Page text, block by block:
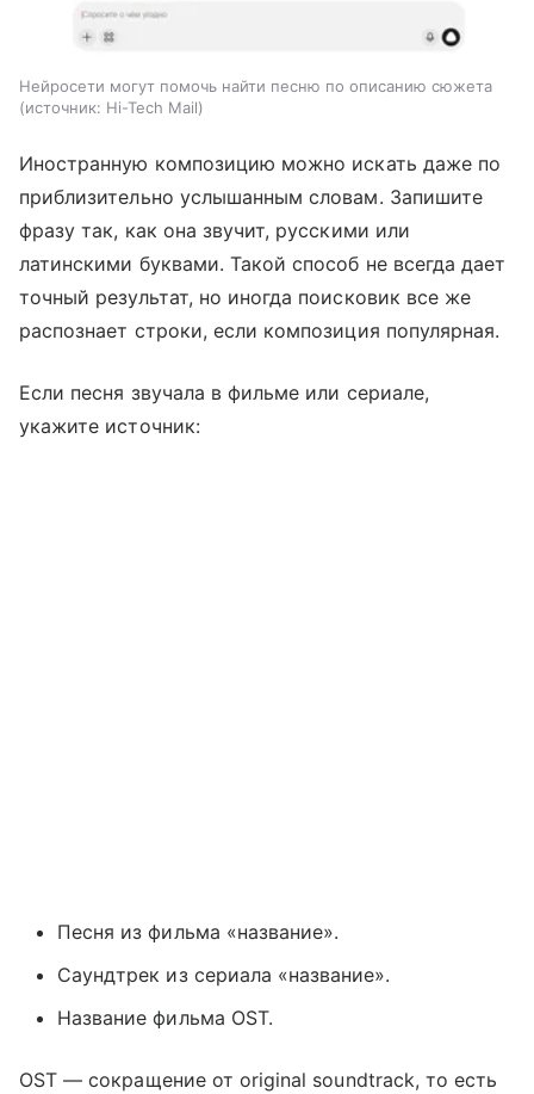
Нейросети могут помочь найти песню по описанию сюжета
источник: Hi-Tech Mail
Иностранную композицию можно искать даже по
приблизительно услышанным словам. Запишите
фразу так, как она звучит, русскими или
латинскими буквами. Такой способ не всегда дает
точный результат, но иногда поисковик все же
распознает строки, если композиция популярная.
Если песня звучала в фильме или сериале,
укажите источник:
Песня из фильма «название».
Саундтрек из сериала «название».
Название фильма OST.
OST — сокращение от original soundtrack, то есть